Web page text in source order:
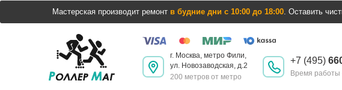
Мастерская производит ремонт в будние дни с 10:00 до 18:00. Оставить
г. Москва, метро Фили,
ул. Новозаводская, д.2
200 метров от метро
+7 (495)
Время работы